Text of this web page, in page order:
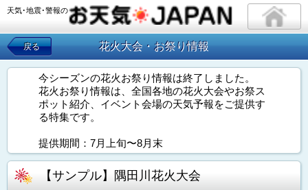
天気･地震･警報の
戻る 花火大会・お祭り情報
今シーズンの花火お祭り情報は終了しました。
花火お祭り情報は、全国各地の花火大会やお祭ス
ポット紹介、イベント会場の天気予報をご提供す
る特集です。
提供期間：7月上旬〜8月末
【サンプル】隅田川花火大会